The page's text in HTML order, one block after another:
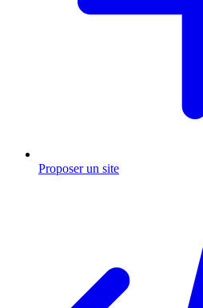
Proposer un site